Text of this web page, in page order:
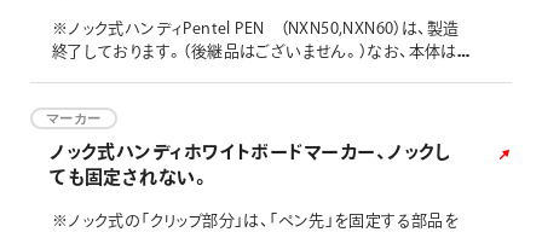
※ノック式ハンディPentel PEN （NXN50,NXN60）は、製造
終了しております。（後継品はございません。）なお、本体は製
マーカー
ノック式ハンディホワイトボードマーカー、ノックし
ても固定されない。
※ノック式の「クリップ部分」は、「ペン先」を固定する部品を